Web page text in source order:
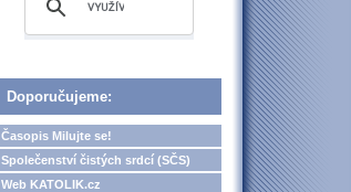
Doporučujeme:
Časopis Milujte se!
Společenství čistých srdcí (SČS)
Web KATOLIK.cz